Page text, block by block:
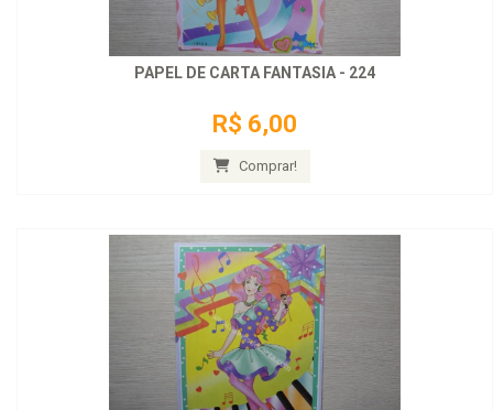
PAPEL DE CARTA FANTASIA - 224
R$ 6,00
Comprar!